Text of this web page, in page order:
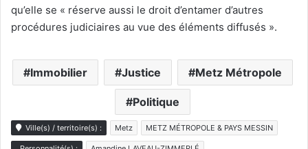
qu’elle se « réserve aussi le droit d’entamer d’autres
procédures judiciaires au vue des éléments diffusés ».
Immobilier Justice Metz Métropole
Politique
Ville(s) / territoire(s) : Metz METZ MÉTROPOLE & PAYS MESSIN